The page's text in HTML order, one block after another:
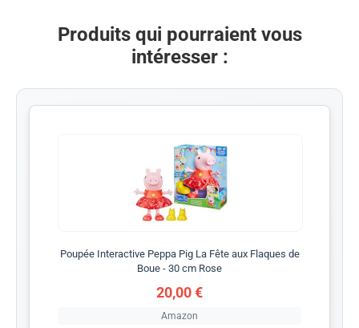
Produits qui pourraient vous
intéresser :
Poupée Interactive Peppa Pig La Fête aux Flaques de
Boue - 30 cm Rose
20,00 €
Amazon